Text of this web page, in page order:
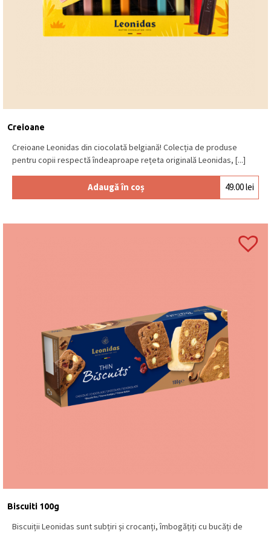
Creioane
Creioane Leonidas din ciocolată belgiană! Colecția de produse
pentru copii respectă îndeaproape rețeta originală Leonidas, [...]
Adaugă în coș 49.00lei
Biscuiti 100g
Biscuiții Leonidas sunt subțiri și crocanți, îmbogățiți cu bucăți de